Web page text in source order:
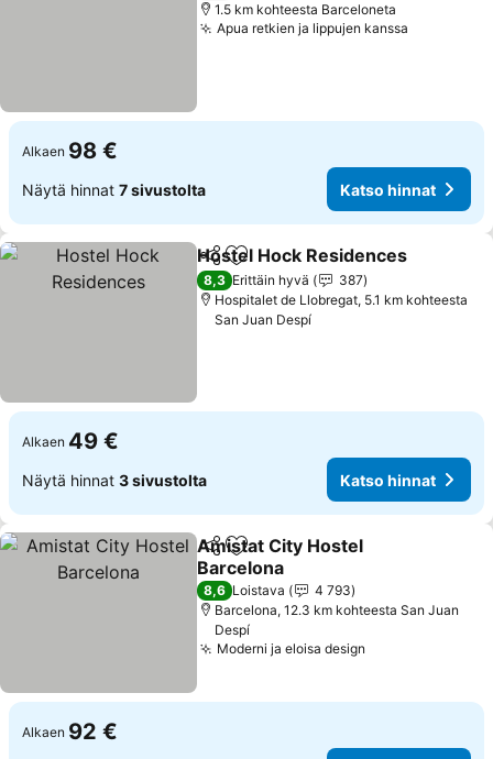
1.5 km kohteesta Barceloneta
Apua retkien ja lippujen kanssa
Alkaen 98 €
Näytä hinnat 7 sivustolta Katso hinnat
Jaa Lisää suosikkeihin
Hostel Hock Residences
8,3 Erittäin hyvä
387
Hospitalet de Llobregat, 5.1 km kohteesta
San Juan Despí
Alkaen 49 €
Näytä hinnat 3 sivustolta Katso hinnat
Jaa Lisää suosikkeihin
Amistat City Hostel
Barcelona
Katso hinnat
8,6 Loistava
4 793
Barcelona, 12.3 km kohteesta San Juan
Despí
Moderni ja eloisa design
Alkaen 92 €